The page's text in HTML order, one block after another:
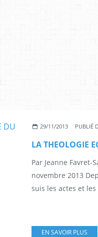
29/11/2013 PUBLIÉ
Par Jeanne Favret-
novembre 2013
suis les actes et
EN SAVOIR PLUS